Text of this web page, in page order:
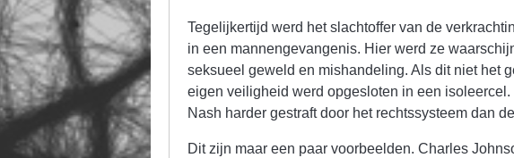
Tegelijkertijd werd het slachtoffer van de
in een mannengevangenis. Hier werd ze
seksueel geweld en mishandeling. Als dit niet het
eigen veiligheid werd opgesloten in een
Nash harder gestraft door het rechtssysteem dan
Dit zijn maar een paar voorbeelden. Charles